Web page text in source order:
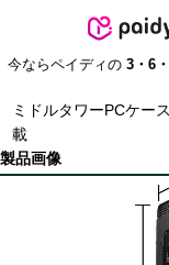
今ならペイディの 3・6
ミドルタワーPCケー
載
製品画像